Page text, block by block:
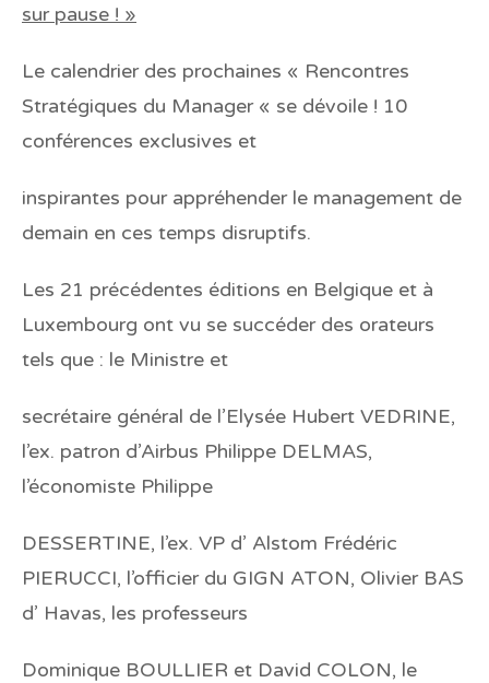
sur pause ! »
Le calendrier des prochaines « Rencontres
Stratégiques du Manager « se dévoile ! 10
conférences exclusives et
inspirantes pour appréhender le management de
demain en ces temps disruptifs.
Les 21 précédentes éditions en Belgique et à
Luxembourg ont vu se succéder des orateurs
tels que : le Ministre et
secrétaire général de l’Elysée Hubert VEDRINE,
l’ex. patron d’Airbus Philippe DELMAS,
l’économiste Philippe
DESSERTINE, l’ex. VP d’ Alstom Frédéric
PIERUCCI, l’officier du GIGN ATON, Olivier BAS
d’ Havas, les professeurs
Dominique BOULLIER et David COLON, le